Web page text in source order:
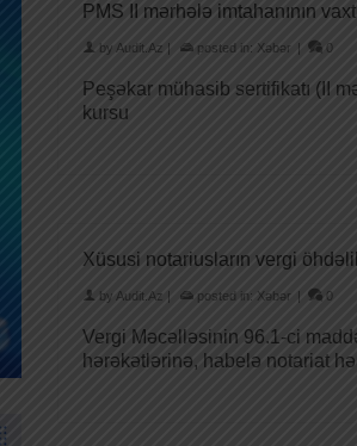
PMS II mərhələ imtahanının
by Audit.Az | posted in: Xəbər | 0
Peşəkar mühasib sertifikatı (II
kursu
Xüsusi notariusların vergi
by Audit.Az | posted in: Xəbər | 0
Vergi Məcəlləsinin 96.1-ci
hərəkətlərinə, habelə notariat